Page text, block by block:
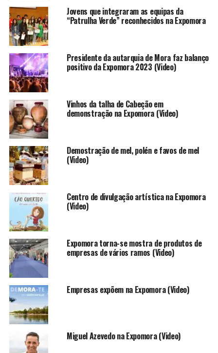
Jovens que integraram as equipas da
“Patrulha Verde” reconhecidos na Expomora
Presidente da autarquia de Mora faz balanço
positivo da Expomora 2023 (Video)
Vinhos da talha de Cabeção em
demonstração na Expomora (Video)
Demostração de mel, polén e favos de mel
(Video)
Centro de divulgação artística na Expomora
(Video)
Expomora torna-se mostra de produtos de
empresas de vários ramos (Video)
Empresas expõem na Expomora (Video)
Miguel Azevedo na Expomora (Video)